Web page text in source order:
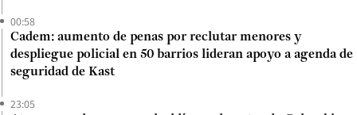
00:58
Cadem: aumento de penas por reclutar menores y
despliegue policial en 50 barrios lideran apoyo a agenda de
seguridad de Kast
23:05